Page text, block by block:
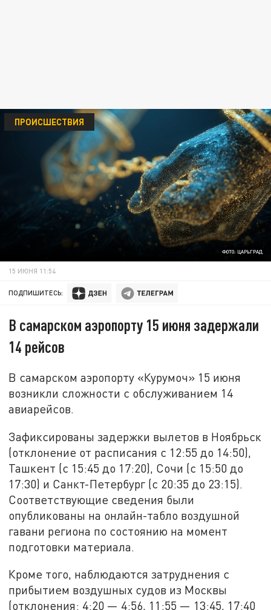
ФОТО: ЦАРЬГРАД
ПРОИСШЕСТВИЯ
15 ИЮНЯ 11:54
ПОДПИШИТЕСЬ:
В самарском аэропорту 15 июня задержали
14 рейсов
В самарском аэропорту «Курумоч» 15 июня
возникли сложности с обслуживанием 14
авиарейсов.
Зафиксированы задержки вылетов в Ноябрьск
(отклонение от расписания с 12:55 до 14:50),
Ташкент (с 15:45 до 17:20), Сочи (с 15:50 до
17:30) и Санкт-Петербург (с 20:35 до 23:15).
Соответствующие сведения были
опубликованы на онлайн-табло воздушной
гавани региона по состоянию на момент
подготовки материала.
Кроме того, наблюдаются затруднения с
прибытием воздушных судов из Москвы
(отклонения: 4:20 — 4:56, 11:55 — 13:45, 17:40